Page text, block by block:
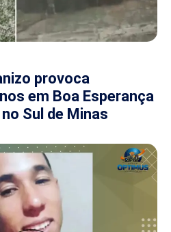
provoca
em Boa Esperança
Sul de Minas